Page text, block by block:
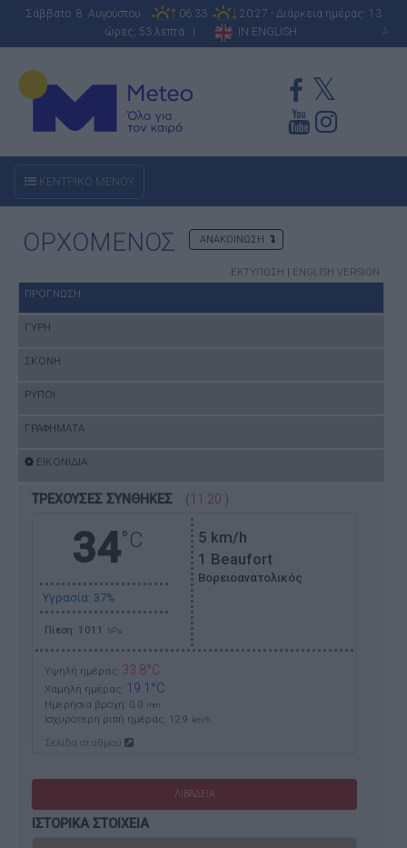
Σάββατο 8 Αυγούστου 06:33
20:27 - Διάρκεια ημέρας: 13
ώρες, 53 λεπτά |
IN ENGLISH A
ΚΕΝΤΡΙΚΟ ΜΕΝΟΥ
ΟΡΧΟΜΕΝΟΣ ΑΝΑΚΟΙΝΩΣΗ
ΕΚΤΥΠΩΣΗ | ENGLISH VERSION
ΠΡΟΓΝΩΣΗ
ΓΥΡΗ
ΣΚΟΝΗ
ΡΥΠΟΙ
ΓΡΑΦΗΜΑΤΑ
ΕΙΚΟΝΙΔΙΑ
ΤΡΕΧΟΥΣΕΣ ΣΥΝΘΗΚΕΣ (11:20 )
34°C
Υγρασία: 37%
Πίεση: 1011 hPa
5 km/h
1 Beaufort
Βορειοανατολικός
Υψηλή ημέρας: 33.8°C
Χαμηλή ημέρας: 19.1°C
Ημερήσια βροχή: 0.0 mm
Ισχυρότερη ριπή ημέρας: 12.9 km/h
Σελίδα σταθμού
ΛΙΒΑΔΕΙΑ
ΙΣΤΟΡΙΚΑ ΣΤΟΙΧΕΙΑ